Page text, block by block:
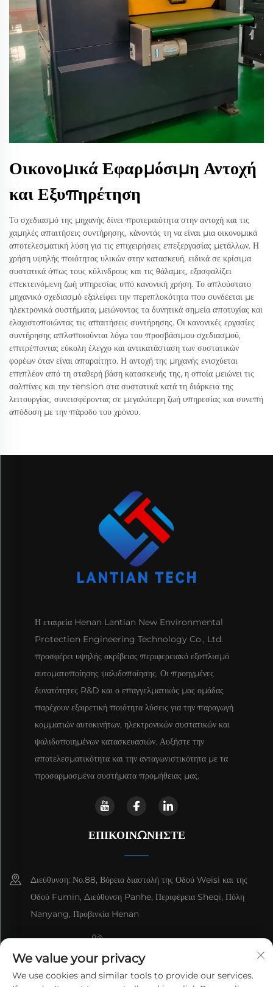
Οικονομικά Εφαρμόσιμη Αντοχή
και Εξυπηρέτηση
Το σχεδιασμό της μηχανής δίνει προτεραιότητα στην αντοχή και τις
χαμηλές απαιτήσεις συντήρησης, κάνοντάς τη να είναι μια οικονομικά
αποτελεσματική λύση για τις επιχειρήσεις επεξεργασίας μετάλλων. Η
χρήση υψηλής ποιότητας υλικών στην κατασκευή, ειδικά σε κρίσιμα
συστατικά όπως τους κύλινδρους και τις θάλαμες, εξασφαλίζει
επεκτεινόμενη ζωή υπηρεσίας υπό κανονική χρήση. Το απλούστατο
μηχανικό σχεδιασμό εξαλείφει την περιπλοκότητα που συνδέεται με
ηλεκτρονικά συστήματα, μειώνοντας τα δυνητικά σημεία αποτυχίας και
ελαχιστοποιώντας τις απαιτήσεις συντήρησης. Οι κανονικές εργασίες
συντήρησης απλοποιούνται λόγω του προσβάσιμου σχεδιασμού,
επιτρέποντας εύκολη έλεγχο και αντικατάσταση των συστατικών
φορέων όταν είναι απαραίτητο. Η αντοχή της μηχανής ενισχύεται
επιπλέον από τη σταθερή βάση κατασκευής της, η οποία μειώνει τις
σαλπίνες και την τension στα συστατικά κατά τη διάρκεια της
λειτουργίας, συνεισφέροντας σε μεγαλύτερη ζωή υπηρεσίας και συνεπή
απόδοση με την πάροδο του χρόνου.
Η εταιρεία Henan Lantian New Environmental
Protection Engineering Technology Co., Ltd.
προσφέρει υψηλής ακρίβειας περιφερειακό εξοπλισμό
αυτοματοποίησης ψαλιδοποίησης. Οι προηγμένες
δυνατότητες R&D και ο επαγγελματικός μας ομάδας
παρέχουν εξαιρετική ποιότητα λύσεις για την παραγωγή
κομματιών αυτοκινήτων, ηλεκτρονικών συστατικών και
ψαλιδοποιημένων κατασκευασιών. Αυξήστε την
αποτελεσματικότητα και την ανταγωνιστικότητα με τα
προσαρμοσμένα συστήματα προμήθειας μας.
ΕΠΙΚΟΙΝΩΝΉΣΤΕ
Διεύθυνση: Νο.88, Βόρεια διαστολή της Οδού Weisi και της
Οδού Fumin, Διεύθυνση Panhe, Περιφέρεια Sheqi, Πόλη
Nanyang, Προβινκία Henan
+8615993153189
+86-13137795975
We value your privacy
We use cookies and similar tools to provide our services.